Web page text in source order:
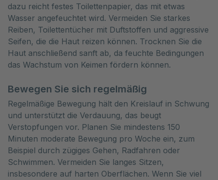
dazu reicht festes Toilettenpapier, das mit etwas
Wasser angefeuchtet wird. Vermeiden Sie starkes
Reiben, Toilettentücher mit Duftstoffen und aggressive
Seifen, die die Haut reizen können. Trocknen Sie die
Haut anschließend sanft ab, da feuchte Bedingungen
das Wachstum von Keimen fördern können.
Bewegen Sie sich regelmäßig
Regelmäßige Bewegung hält den Kreislauf in Schwung
und unterstützt die Verdauung, das beugt
Verstopfungen vor. Planen Sie mindestens 150
Minuten moderate Bewegung pro Woche ein, zum
Beispiel durch zügiges Gehen, Radfahren oder
Schwimmen. Vermeiden Sie langes Sitzen,
insbesondere auf harten Oberflächen. Wenn Sie viel